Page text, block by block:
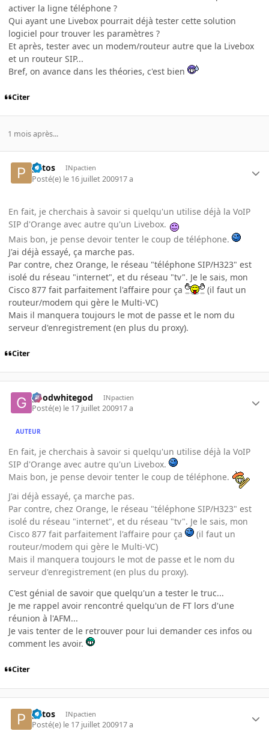
activer la ligne téléphone ?
Qui ayant une Livebox pourrait déjà tester cette solution
logiciel pour trouver les paramètres ?
Et après, tester avec un modem/routeur autre que la Livebox
et un routeur SIP...
Bref, on avance dans les théories, c'est bien
Citer
1 mois après...
patos INpactien
Posté(e) le 16 juillet 200917 a
En fait, je cherchais à savoir si quelqu'un utilise déjà la VoIP
SIP d'Orange avec autre qu'un Livebox.
Mais bon, je pense devoir tenter le coup de téléphone.
J'ai déjà essayé, ça marche pas.
Par contre, chez Orange, le réseau "téléphone SIP/H323" est
isolé du réseau "internet", et du réseau "tv". Je le sais, mon
Cisco 877 fait parfaitement l'affaire pour ça
(il faut un
routeur/modem qui gère le Multi-VC)
Mais il manquera toujours le mot de passe et le nom du
serveur d'enregistrement (en plus du proxy).
Citer
goodwhitegod INpactien
Posté(e) le 17 juillet 200917 a
AUTEUR
En fait, je cherchais à savoir si quelqu'un utilise déjà la VoIP
SIP d'Orange avec autre qu'un Livebox.
Mais bon, je pense devoir tenter le coup de téléphone.
J'ai déjà essayé, ça marche pas.
Par contre, chez Orange, le réseau "téléphone SIP/H323" est
isolé du réseau "internet", et du réseau "tv". Je le sais, mon
Cisco 877 fait parfaitement l'affaire pour ça
(il faut un
routeur/modem qui gère le Multi-VC)
Mais il manquera toujours le mot de passe et le nom du
serveur d'enregistrement (en plus du proxy).
C'est génial de savoir que quelqu'un a tester le truc...
Je me rappel avoir rencontré quelqu'un de FT lors d'une
réunion à l'AFM...
Je vais tenter de le retrouver pour lui demander ces infos ou
comment les avoir.
Citer
patos INpactien
Posté(e) le 17 juillet 200917 a